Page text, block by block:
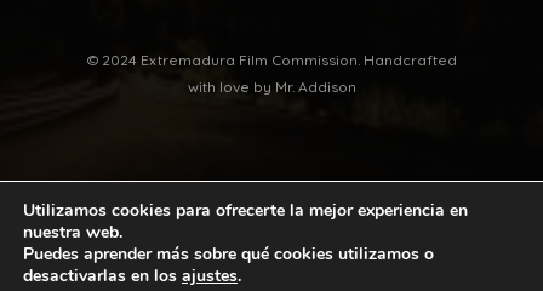
© 2024 Extremadura Film Commission. Handcrafted
with love by Mr. Addison
Utilizamos cookies para ofrecerte la mejor experiencia en
nuestra web.
Puedes aprender más sobre qué cookies utilizamos o
desactivarlas en los ajustes.
twitter facebook